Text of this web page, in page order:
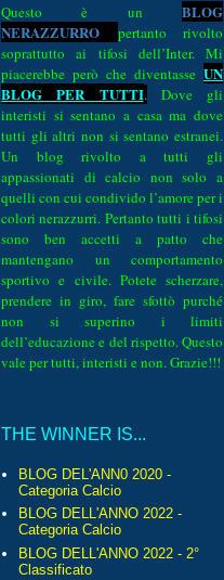
Questo è un BLOG
NERAZZURRO pertanto rivolto
soprattutto ai tifosi dell’Inter. Mi
piacerebbe però che diventasse UN
BLOG PER TUTTI.
Dove gli
interisti si sentano a casa ma dove
tutti gli altri non si sentano estranei.
Un blog rivolto a tutti gli
appassionati di calcio non solo a
quelli con cui condivido l’amore per i
colori nerazzurri. Pertanto tutti i tifosi
sono ben accetti a patto che
mantengano un comportamento
sportivo e civile. Potete scherzare,
prendere in giro, fare sfottò purché
non si superino i limiti
dell’educazione e del rispetto. Questo
vale per tutti, interisti e non. Grazie!!!
THE WINNER IS...
BLOG DEL'ANN0 2020 -
Categoria Calcio
BLOG DELL'ANNO 2022 -
Categoria Calcio
BLOG DELL'ANNO 2022 - 2°
Classificato